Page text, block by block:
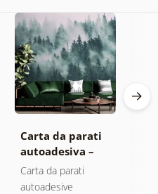
Carta da parati
autoadesiva –
Foresta nella
nebbia
Carta da parati
autoadesive